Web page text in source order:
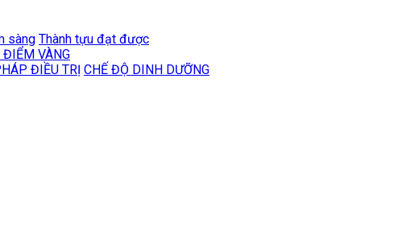
sàng Thành tựu đạt được
ĐIỂM VÀNG
ĐIỀU TRỊ CHẾ ĐỘ DINH DƯỠNG